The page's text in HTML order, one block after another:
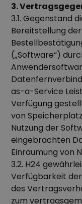
3.
3.1. Gegenstand
Bereitstellung
(„Software“)
as-a-Service
Verfügung
von
Nutzung der
eingebrachten
Einräumung von
3.2. H24
Verfügbarkeit
des
zum